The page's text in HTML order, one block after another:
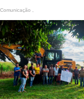
Comunicação ,